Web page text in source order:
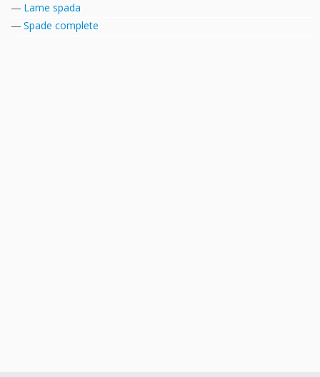
Lame spada
Spade complete